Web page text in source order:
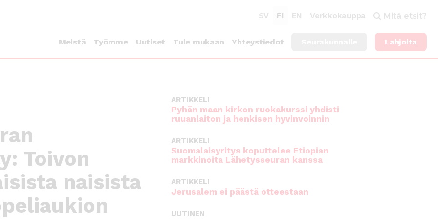
SV FI EN Verkkokauppa Mitä etsit?
Meistä Työmme Uutiset Tule mukaan Yhteystiedot Lahjoita
Toivon
naisista
ARTIKKELI
Pyhän maan kirkon ruokakurssi yhdisti
ruuanlaiton ja henkisen hyvinvoinnin
ARTIKKELI
Suomalaisyritys koputtelee Etiopian
markkinoita Lähetysseuran kanssa
ARTIKKELI
Jerusalem ei päästä otteestaan
UUTINEN